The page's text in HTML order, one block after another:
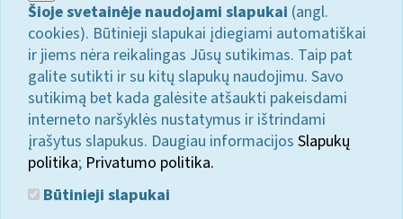
Šioje svetainėje naudojami slapukai (angl.
cookies). Būtinieji slapukai įdiegiami automatiškai
ir jiems nėra reikalingas Jūsų sutikimas. Taip pat
galite sutikti ir su kitų slapukų naudojimu. Savo
sutikimą bet kada galėsite atšaukti pakeisdami
interneto naršyklės nustatymus ir ištrindami
įrašytus slapukus. Daugiau informacijos Slapukų
politika; Privatumo politika.
Būtinieji slapukai